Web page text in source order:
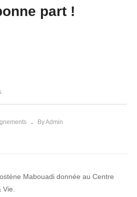
part !
By Admin
Mabouadi donnée au Centre